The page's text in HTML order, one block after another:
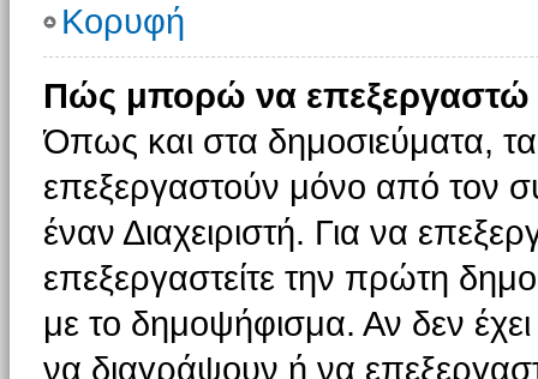
Κορυφή
Πώς μπορώ να
Όπως και στα δημοσιεύματα,
επεξεργαστούν μόνο από τον
έναν Διαχειριστή. Για να
επεξεργαστείτε την πρώτη
με το δημοψήφισμα. Αν δεν
να διαγράψουν ή να